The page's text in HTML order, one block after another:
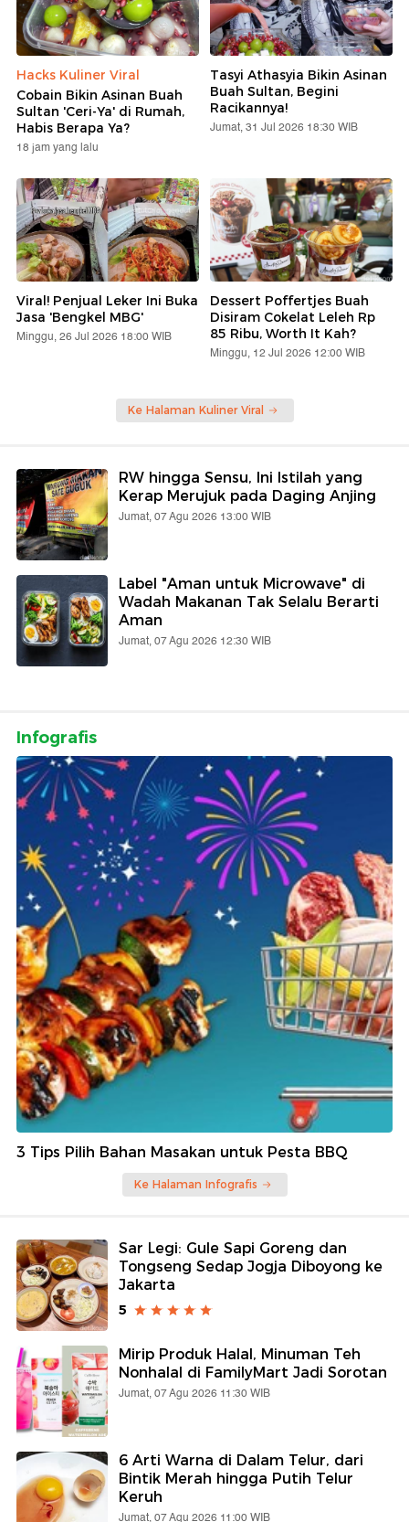
Hacks Kuliner Viral
Cobain Bikin Asinan Buah
Sultan 'Ceri-Ya' di Rumah,
Habis Berapa Ya?
18 jam yang lalu
Tasyi Athasyia Bikin Asinan
Buah Sultan, Begini
Racikannya!
Jumat, 31 Jul 2026 18:30 WIB
Viral! Penjual Leker Ini Buka
Jasa 'Bengkel MBG'
Minggu, 26 Jul 2026 18:00 WIB
Dessert Poffertjes Buah
Disiram Cokelat Leleh Rp
85 Ribu, Worth It Kah?
Minggu, 12 Jul 2026 12:00 WIB
Ke Halaman Kuliner Viral
RW hingga Sensu, Ini Istilah yang
Kerap Merujuk pada Daging Anjing
Jumat, 07 Agu 2026 13:00 WIB
Label "Aman untuk Microwave" di
Wadah Makanan Tak Selalu Berarti
Aman
Jumat, 07 Agu 2026 12:30 WIB
Infografis
3 Tips Pilih Bahan Masakan untuk Pesta BBQ
Ke Halaman Infografis
Sar Legi: Gule Sapi Goreng dan
Tongseng Sedap Jogja Diboyong ke
Jakarta
5
Mirip Produk Halal, Minuman Teh
Nonhalal di FamilyMart Jadi Sorotan
Jumat, 07 Agu 2026 11:30 WIB
6 Arti Warna di Dalam Telur, dari
Bintik Merah hingga Putih Telur
Keruh
Jumat, 07 Agu 2026 11:00 WIB